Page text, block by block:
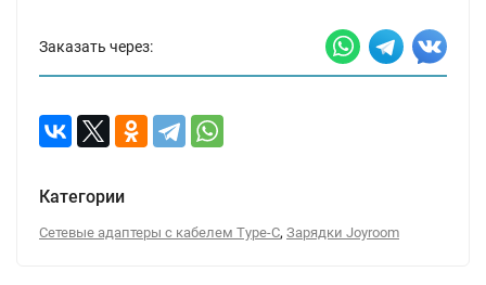
Заказать через:
Категории
Сетевые адаптеры с кабелем Type-C, Зарядки Joyroom